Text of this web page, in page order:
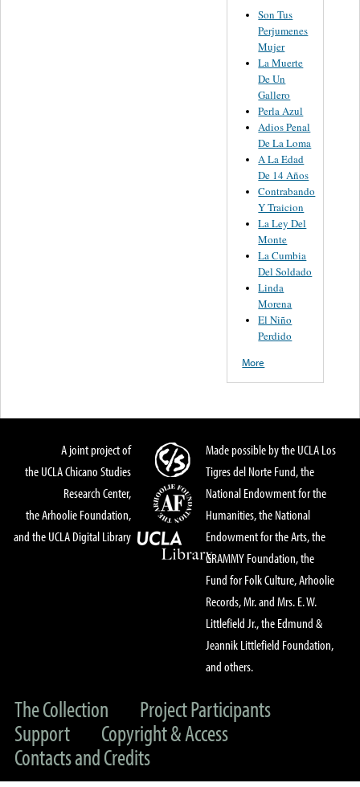
Son Tus
Perjumenes
Mujer
La Muerte
De Un
Gallero
Perla Azul
Adios Penal
De La Loma
A La Edad
De 14 Años
Contrabando
Y Traicion
La Ley Del
Monte
La Cumbia
Del Soldado
Linda
Morena
El Niño
Perdido
More
A joint project of
the UCLA Chicano Studies
Research Center,
the Arhoolie Foundation,
and the UCLA Digital Library
Made possible by the UCLA Los
Tigres del Norte Fund, the
National Endowment for the
Humanities, the National
Endowment for the Arts, the
GRAMMY Foundation, the
Fund for Folk Culture, Arhoolie
Records, Mr. and Mrs. E. W.
Littlefield Jr., the Edmund &
Jeannik Littlefield Foundation,
and others.
The Collection
Project Participants
Support
Copyright & Access
Contacts and Credits